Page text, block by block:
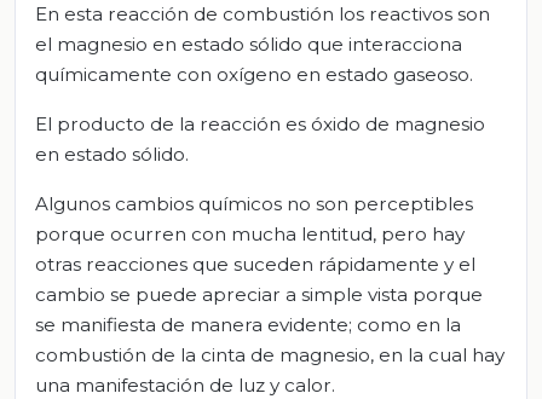
En esta reacción de combustión los reactivos son
el magnesio en estado sólido que interacciona
químicamente con oxígeno en estado gaseoso.
El producto de la reacción es óxido de magnesio
en estado sólido.
Algunos cambios químicos no son perceptibles
porque ocurren con mucha lentitud, pero hay
otras reacciones que suceden rápidamente y el
cambio se puede apreciar a simple vista porque
se manifiesta de manera evidente; como en la
combustión de la cinta de magnesio, en la cual hay
una manifestación de luz y calor.